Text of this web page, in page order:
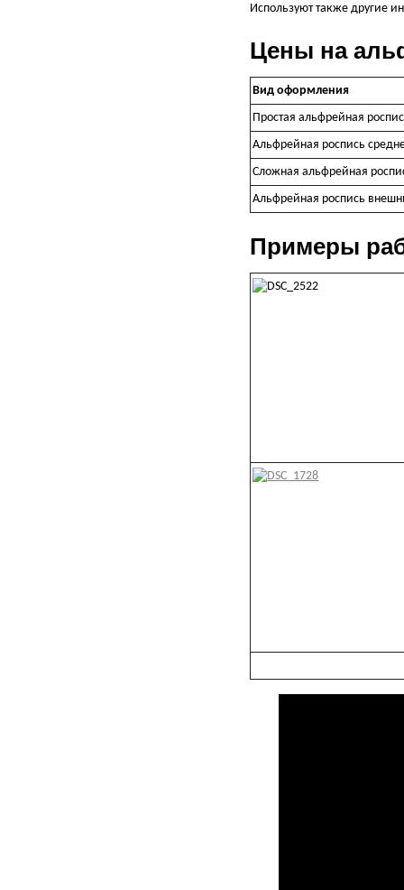
Используют также другие
Цены на
Вид оформления
Простая альфрейная
Альфрейная роспись
Сложная альфрейная
Альфрейная роспись
Примеры